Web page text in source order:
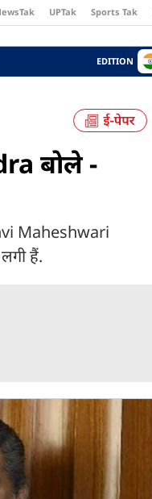
UPTak Sports Tak
EDITION
बोले -
Maheshwari
हैं.